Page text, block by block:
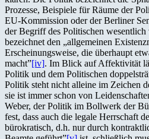
Prozesse, Beispiele für Räume der
EU-Kommission oder der Berliner
der Begriff des Politischen
bezeichnet den „allgemeinen
Erscheinungsweise, die überhaupt
macht”[iv]. Im Blick auf Affektivität
Politik und dem Politischen
Politik steht nicht alleine im Zeichen
sie ist immer schon von
Weber, der Politik im Bollwerk der
fest, dass auch die legale Herrschaft
bürokratisch, d.h. nur durch